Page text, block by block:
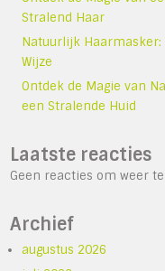
Stralend Haar
Natuurlijk Haarmasker:
Wijze
Ontdek de Magie van
een Stralende Huid
Laatste reacties
Geen reacties om weer te
Archief
augustus 2026